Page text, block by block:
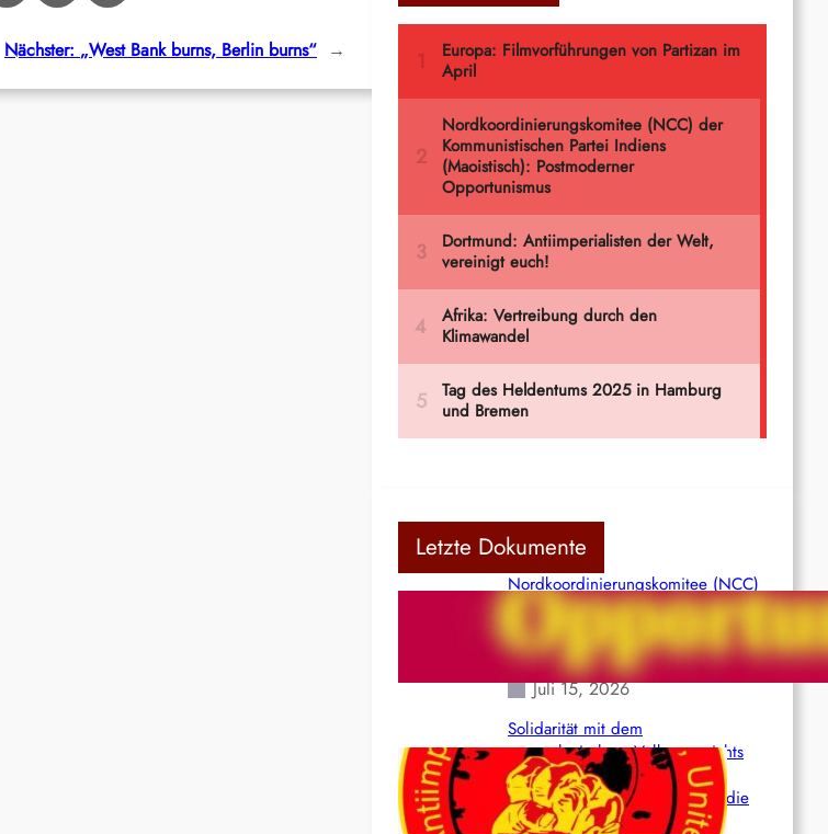
Nächster: „West Bank burns, Berlin burns“ →
Letzte Dokumente
Nordkoordinierungskomitee (NCC)
der Kommunistischen Partei Indiens
(Maoistisch): Postmoderner
Opportunismus
Juli 15, 2026
Solidarität mit dem
venezolanischem Volk angesichts
der verlorenen Leben und der
katastrophalen Situation durch die
Erdbeben des 24. Juni!